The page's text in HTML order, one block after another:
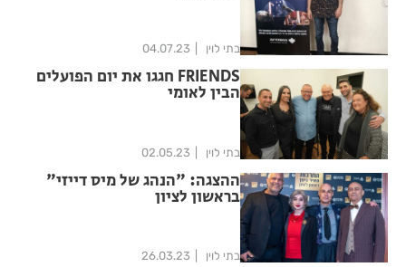
בתי לוין 04.07.23
FRIENDS חגגו את יום הפועלים
הבין לאומי
בתי לוין 02.05.23
ההצגה: "הנהג של מיס דייזי"
בראשון לציון
בתי לוין 26.03.23